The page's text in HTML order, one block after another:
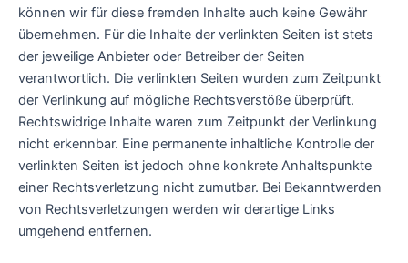
können wir für diese fremden Inhalte auch keine Gewähr
übernehmen. Für die Inhalte der verlinkten Seiten ist stets
der jeweilige Anbieter oder Betreiber der Seiten
verantwortlich. Die verlinkten Seiten wurden zum Zeitpunkt
der Verlinkung auf mögliche Rechtsverstöße überprüft.
Rechtswidrige Inhalte waren zum Zeitpunkt der Verlinkung
nicht erkennbar. Eine permanente inhaltliche Kontrolle der
verlinkten Seiten ist jedoch ohne konkrete Anhaltspunkte
einer Rechtsverletzung nicht zumutbar. Bei Bekanntwerden
von Rechtsverletzungen werden wir derartige Links
umgehend entfernen.